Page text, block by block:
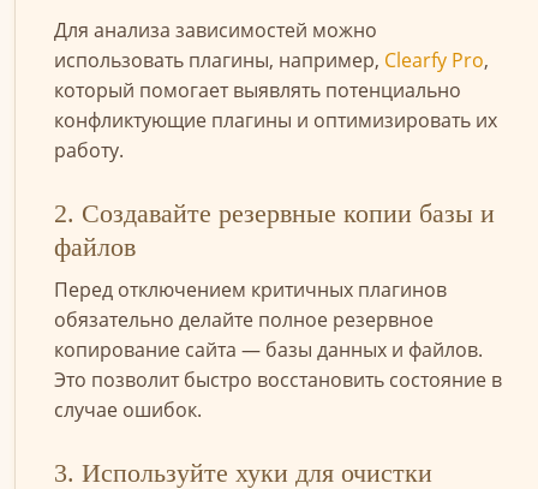
Для анализа зависимостей можно
использовать плагины, например, Clearfy Pro,
который помогает выявлять потенциально
конфликтующие плагины и оптимизировать их
работу.
2. Создавайте резервные копии базы и
файлов
Перед отключением критичных плагинов
обязательно делайте полное резервное
копирование сайта — базы данных и файлов.
Это позволит быстро восстановить состояние в
случае ошибок.
3. Используйте хуки для очистки